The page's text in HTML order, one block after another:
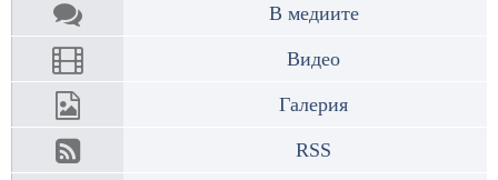
В медиите
Видео
Галерия
RSS